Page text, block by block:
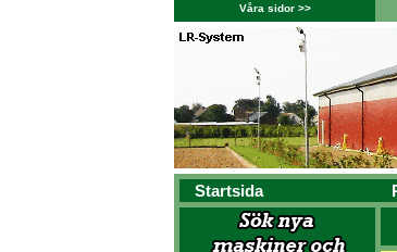
Våra sidor >>
Startsida